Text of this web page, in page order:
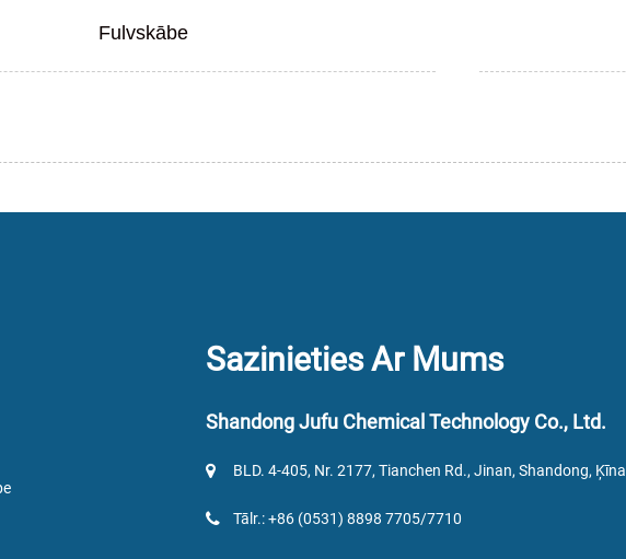
Fulvskābe
Sazinieties Ar Mums
Shandong Jufu Chemical Technology Co., Ltd.
BLD. 4-405, Nr. 2177, Tianchen Rd., Jinan, Shandong, Ķīna
Tālr.: +86 (0531) 8898 7705/7710